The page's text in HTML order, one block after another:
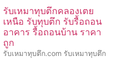
รับเหมาทุบตึกคลองเตย
เหนือ รับทุบตึก รับรื้อถอน
อาคาร รื้อถอนบ้าน ราคา
ถูก
รับเหมาทุบตึก.com รับเหมาทุบตึก